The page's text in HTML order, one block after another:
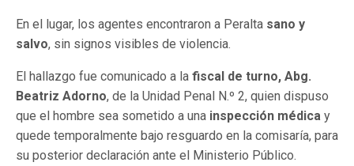
En el lugar, los agentes encontraron a Peralta sano y
salvo, sin signos visibles de violencia.
El hallazgo fue comunicado a la fiscal de turno, Abg.
Beatriz Adorno, de la Unidad Penal N.º 2, quien dispuso
que el hombre sea sometido a una inspección médica y
quede temporalmente bajo resguardo en la comisaría, para
su posterior declaración ante el Ministerio Público.